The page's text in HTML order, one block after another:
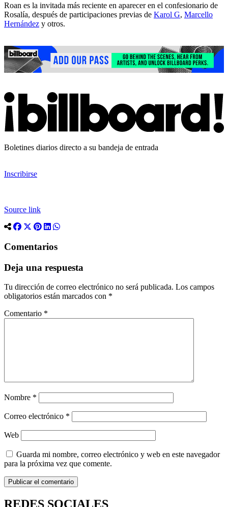
Roan es la invitada más reciente en aparecer en el confesionario de
Rosalía, después de participaciones previas de Karol G, Marcello
Hernández y otros.
Boletines diarios directo a su bandeja de entrada
Inscribirse
Source link
Comentarios
Deja una respuesta
Tu dirección de correo electrónico no será publicada. Los campos
obligatorios están marcados con *
Comentario *
Nombre *
Correo electrónico *
Web
Guarda mi nombre, correo electrónico y web en este navegador
para la próxima vez que comente.
REDES SOCIALES